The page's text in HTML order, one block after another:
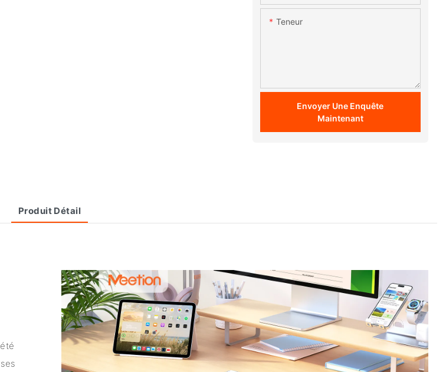
Teneur
Envoyer Une Enquête
Maintenant
Produit Détail